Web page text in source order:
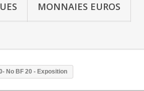
MONNAIES EUROS
No BF 20 - Exposition